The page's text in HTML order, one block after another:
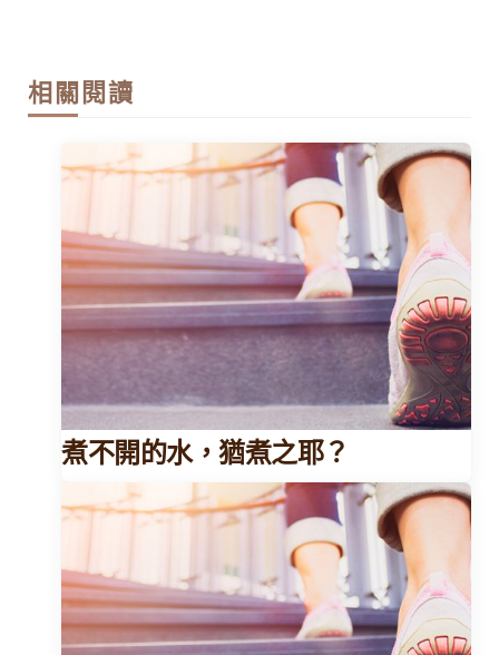
相關閱讀
煮不開的水，猶煮之耶？